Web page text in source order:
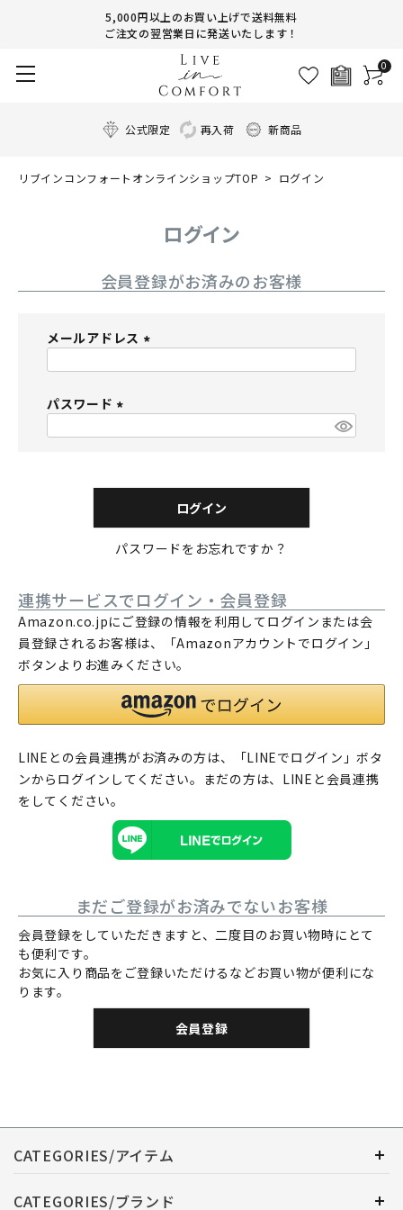
5,000円以上のお買い上げで送料無料
ご注文の翌営業日に発送いたします！
0
公式限定 再入荷 新商品
リブインコンフォートオンラインショップTOP ログイン
ログイン
会員登録がお済みのお客様
メールアドレス
パスワード
)
ログイン
パスワードをお忘れですか？
連携サービスでログイン・会員登録
Amazon.co.jpにご登録の情報を利用してログインまたは会
員登録されるお客様は、「Amazonアカウントでログイン」
ボタンよりお進みください。
LINEとの会員連携がお済みの方は、「LINEでログイン」ボタ
ンからログインしてください。まだの方は、 LINEと会員連携
をしてください。
まだご登録がお済みでないお客様
会員登録をしていただきますと、二度目のお買い物時にとて
も便利です。
お気に入り商品をご登録いただけるなどお買い物が便利にな
ります。
会員登録
CATEGORIES/アイテム
CATEGORIES/ブランド